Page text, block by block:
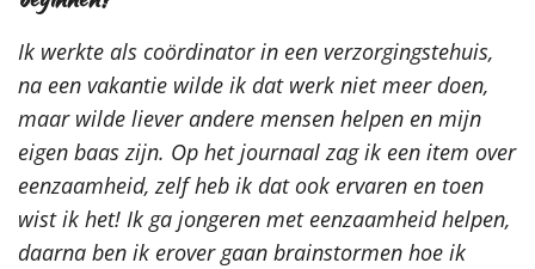
Ik werkte als coördinator in een verzorgingstehuis,
na een vakantie wilde ik dat werk niet meer doen,
maar wilde liever andere mensen helpen en mijn
eigen baas zijn. Op het journaal zag ik een item over
eenzaamheid, zelf heb ik dat ook ervaren en toen
wist ik het! Ik ga jongeren met eenzaamheid helpen,
daarna ben ik erover gaan brainstormen hoe ik